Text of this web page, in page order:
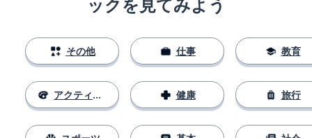
その他
アクティビティ
仕事
健康
教育
旅行